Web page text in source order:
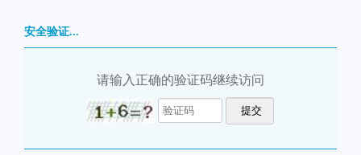
安全验证...
请输入正确的验证码继续访问